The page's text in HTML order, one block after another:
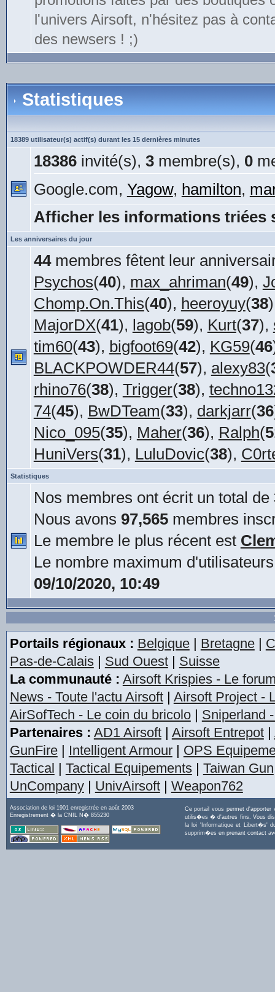
l'univers Airsoft, n'hésitez pas à
des newsers ! ;)
Statistiques
18389 utilisateur(s) actif(s) durant les 15 dernières minutes
18386invité(s), 3membre(s), 0
Google.com, Yagow, hamilton,
Afficher les informations triées
Les anniversaires du jour
44membres fêtent leur
Psychos(40), max_ahriman(49),
Chomp.On.This(40), heeroyuy(38
MajorDX(41), lagob(59), Kurt(37),
tim60(43), bigfoot69(42), KG59(46
BLACKPOWDER44(57), alexy83(
rhino76(38), Trigger(38),
74(45), BwDTeam(33), darkjarr(36
Nico_095(35), Maher(36), Ralph(
HuniVers(31), LuluDovic(38),
Statistiques
Nos membres ont écrit un total de
Nous avons 97,565membres
Le membre le plus récent est
Le nombre maximum
09/10/2020, 10:49
Portails régionaux : Belgique| Bretagne|
Pas-de-Calais| Sud Ouest| Suisse
La communauté : Airsoft Krispies - Le
News - Toute l'actu Airsoft| Airsoft Project -
AirSofTech - Le coin du bricolo| Sniperland
Partenaires : AD1 Airsoft| Airsoft Entrepot|
GunFire| Intelligent Armour| OPS
Tactical | Tactical Equipements| Taiwan Gun
UnCompany| UnivAirsoft| Weapon762
Association de loi 1901 enregistrée en août 2003
Enregistrement � la CNIL N� 855230
Ce portail vous permet
utilis�es � d'autres fins. Vous
la loi 'Informatique et Libert�s'
supprim�es en prenant contact